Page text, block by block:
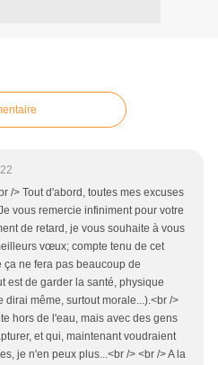
/> Tout d'abord, toutes mes excuses
vous remercie infiniment pour votre
de retard, je vous souhaite à vous
vœux; compte tenu de cet
ne fera pas beaucoup de
est de garder la santé, physique
dirai même, surtout morale...).<br />
hors de l'eau, mais avec des gens
et qui, maintenant voudraient
je n'en peux plus...<br /> <br /> A la